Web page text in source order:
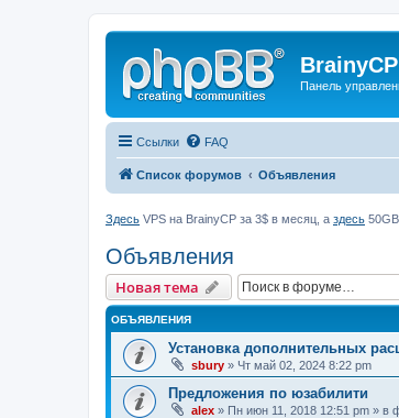
BrainyCP
Панель
Ссылки FAQ
Список форумов Объявления
Здесь VPS на BrainyCP за 3$ в месяц, а здесь
Объявления
Новая тема
ОБЪЯВЛЕНИЯ
Установка дополнительных
sbury » Чт май 02, 2024 8:22 pm
Предложения по юзабилити
alex » Пн июн 11, 2018 12:51 pm » в